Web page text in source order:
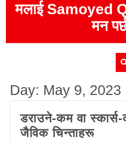
मलाई Samoyed
मन
Day: May 9, 2023
डराउने-कम वा
जैविक चिन्ताहरूडराउने-